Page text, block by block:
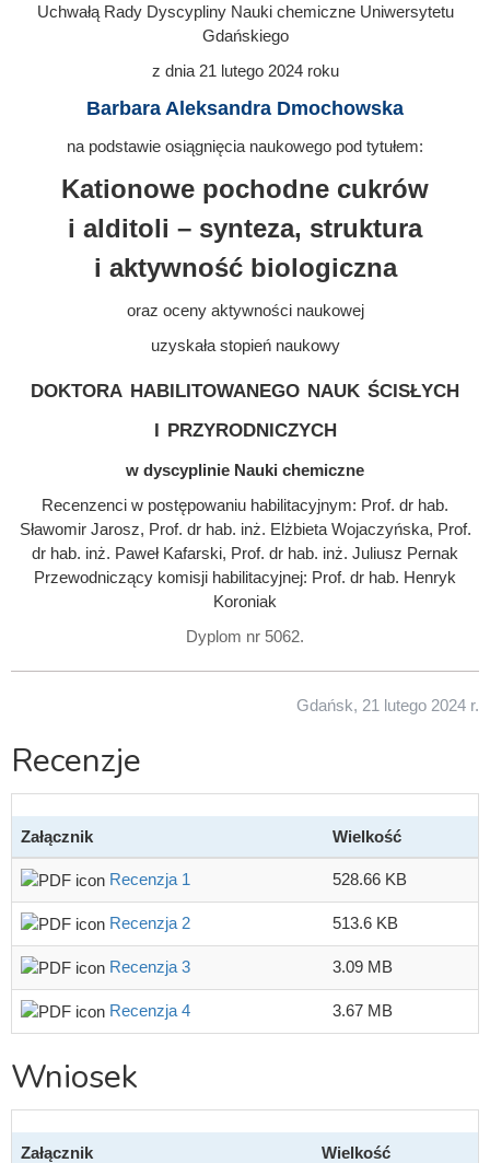
Uchwałą Rady Dyscypliny Nauki chemiczne Uniwersytetu
Gdańskiego
z dnia 21 lutego 2024roku
Barbara Aleksandra Dmochowska
na podstawie osiągnięcia naukowego pod tytułem:
Kationowe pochodne cukrów
i alditoli – synteza, struktura
i aktywność biologiczna
oraz oceny aktywności naukowej
uzyskała stopień naukowy
doktora habilitowanego nauk ścisłych
i przyrodniczych
w dyscyplinie Nauki chemiczne
Recenzenci w postępowaniu habilitacyjnym: Prof. dr hab.
Sławomir Jarosz, Prof. dr hab. inż. Elżbieta Wojaczyńska, Prof.
dr hab. inż. Paweł Kafarski, Prof. dr hab. inż. Juliusz Pernak
Przewodniczący komisji habilitacyjnej: Prof. dr hab. Henryk
Koroniak
Dyplom nr 5062.
Gdańsk, 21 lutego 2024 r.
Recenzje
Załącznik Wielkość
Recenzja 1 528.66 KB
Recenzja 2 513.6 KB
Recenzja 3 3.09 MB
Recenzja 4 3.67 MB
Wniosek
Załącznik Wielkość